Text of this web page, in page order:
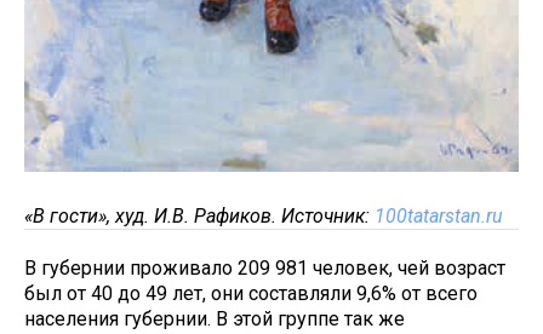
«В гости», худ. И.В. Рафиков. Источник: 100tatarstan.ru
В губернии проживало 209 981 человек, чей возраст
был от 40 до 49 лет, они составляли 9,6% от всего
населения губернии. В этой группе так же